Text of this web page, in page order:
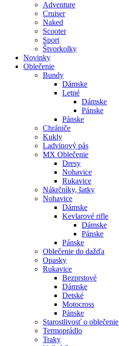
Adventure
Cruiser
Naked
Scooter
Sport
Štvorkolky
Novinky
Oblečenie
Bundy
Dámske
Letné
Dámske
Pánske
Pánske
Chrániče
Kukly
Ladvinový pás
MX Oblečenie
Dresy
Nohavice
Rukavice
Nákrčníky, šatky
Nohavice
Dámske
Kevlarové rifle
Dámske
Pánske
Pánske
Oblečenie do dažďa
Opasky
Rukavice
Bezprstové
Dámske
Detské
Motocross
Pánske
Starostlivosť o oblečenie
Termoprádlo
Traky